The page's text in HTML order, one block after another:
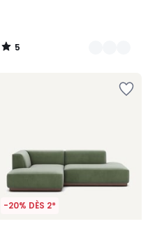
5
/
-20% DÈS 2*